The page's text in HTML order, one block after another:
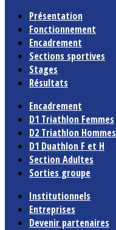
Présentation
Fonctionnement
Encadrement
Sections sportives
Stages
Résultats
Encadrement
D1 Triathlon Femmes
D2 Triathlon Hommes
D1 Duathlon F et H
Section Adultes
Sorties groupe
Institutionnels
Entreprises
Devenir partenaires